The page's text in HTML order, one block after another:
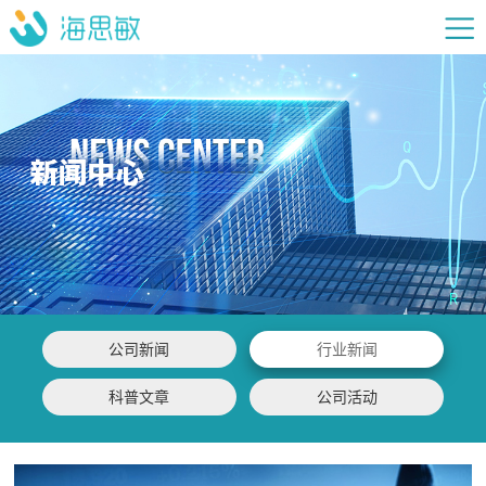
公司新闻 行业新闻
科普文章 公司活动